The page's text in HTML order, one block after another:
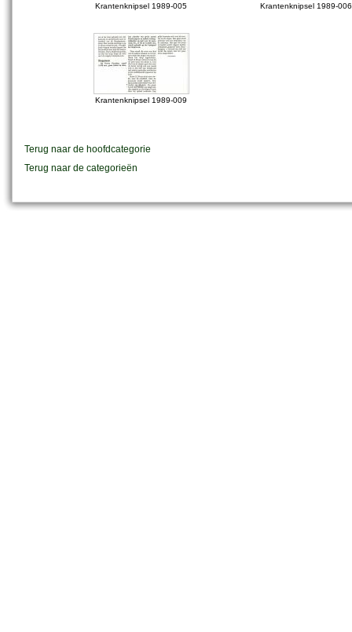
Krantenknipsel 1989-005 Krantenknipsel 1989-006
Krantenknipsel 1989-009
Terug naar de hoofdcategorie
Terug naar de categorieën